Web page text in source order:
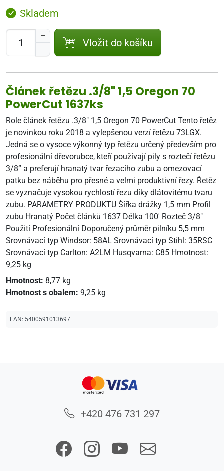
Skladem
Vložit do košíku
Článek řetězu .3/8" 1,5 Oregon 70
PowerCut 1637ks
Role článek řetězu .3/8" 1,5 Oregon 70 PowerCut Tento řetěz
je novinkou roku 2018 a vylepšenou verzí řetězu 73LGX.
Jedná se o vysoce výkonný typ řetězu určený především pro
profesionální dřevorubce, kteří používají pily s roztečí řetězu
3/8” a preferují hranatý tvar řezacího zubu a omezovací
patku bez náběhu pro přesné a velmi produktivní řezy. Řetěz
se vyznačuje vysokou rychlostí řezu díky dlátovitému tvaru
zubu. PARAMETRY PRODUKTU Šířka drážky 1,5 mm Profil
zubu Hranatý Počet článků 1637 Délka 100' Rozteč 3/8"
Použití Profesionální Doporučený průměr pilníku 5,5 mm
Srovnávací typ Windsor: 58AL Srovnávací typ Stihl: 35RSC
Srovnávací typ Carlton: A2LM Husqvarna: C85 Hmotnost:
9,25 kg
Hmotnost: 8,77 kg
Hmotnost s obalem: 9,25 kg
EAN: 5400591013697
+420 476 731 297